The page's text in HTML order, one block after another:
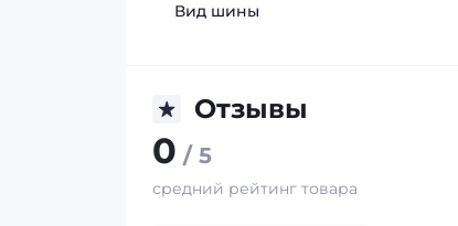
Вид шины
Отзывы
0 / 5
средний рейтинг товара